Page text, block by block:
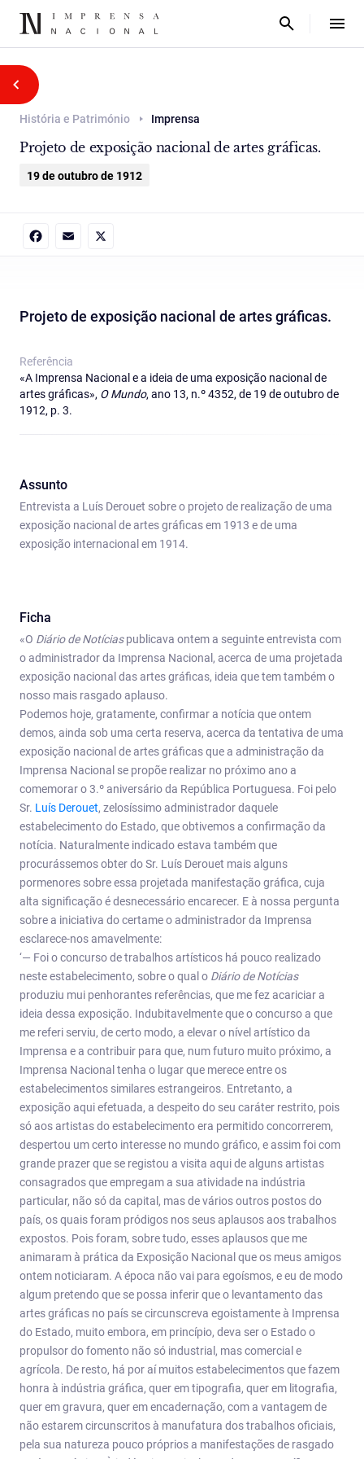
História e Património Imprensa
Projeto de exposição nacional de artes gráficas.
19 de outubro de 1912
Projeto de exposição nacional de artes gráficas.
Referência
«A Imprensa Nacional e a ideia de uma exposição nacional de
artes gráficas», O Mundo, ano 13, n.º 4352, de 19 de outubro de
1912, p. 3.
Assunto
Entrevista a Luís Derouet sobre o projeto de realização de uma
exposição nacional de artes gráficas em 1913 e de uma
exposição internacional em 1914.
Ficha
«O Diário de Notíciaspublicava ontem a seguinte entrevista com
o administrador da Imprensa Nacional, acerca de uma projetada
exposição nacional das artes gráficas, ideia que tem também o
nosso mais rasgado aplauso.
Podemos hoje, gratamente, confirmar a notícia que ontem
demos, ainda sob uma certa reserva, acerca da tentativa de uma
exposição nacional de artes gráficas que a administração da
Imprensa Nacional se propõe realizar no próximo ano a
comemorar o 3.º aniversário da República Portuguesa. Foi pelo
Sr. Luís Derouet, zelosíssimo administrador daquele
estabelecimento do Estado, que obtivemos a confirmação da
notícia. Naturalmente indicado estava também que
procurássemos obter do Sr. Luís Derouet mais alguns
pormenores sobre essa projetada manifestação gráfica, cuja
alta significação é desnecessário encarecer. E à nossa pergunta
sobre a iniciativa do certame o administrador da Imprensa
esclarece-nos amavelmente:
‘— Foi o concurso de trabalhos artísticos há pouco realizado
neste estabelecimento, sobre o qual o Diário de Notícias
produziu mui penhorantes referências, que me fez acariciar a
ideia dessa exposição. Indubitavelmente que o concurso a que
me referi serviu, de certo modo, a elevar o nível artístico da
Imprensa e a contribuir para que, num futuro muito próximo, a
Imprensa Nacional tenha o lugar que merece entre os
estabelecimentos similares estrangeiros. Entretanto, a
exposição aqui efetuada, a despeito do seu caráter restrito, pois
só aos artistas do estabelecimento era permitido concorrerem,
despertou um certo interesse no mundo gráfico, e assim foi com
grande prazer que se registou a visita aqui de alguns artistas
consagrados que empregam a sua atividade na indústria
particular, não só da capital, mas de vários outros postos do
país, os quais foram pródigos nos seus aplausos aos trabalhos
expostos. Pois foram, sobre tudo, esses aplausos que me
animaram à prática da Exposição Nacional que os meus amigos
ontem noticiaram. A época não vai para egoísmos, e eu de modo
algum pretendo que se possa inferir que o levantamento das
artes gráficas no país se circunscreva egoistamente à Imprensa
do Estado, muito embora, em princípio, deva ser o Estado o
propulsor do fomento não só industrial, mas comercial e
agrícola. De resto, há por aí muitos estabelecimentos que fazem
honra à indústria gráfica, quer em tipografia, quer em litografia,
quer em gravura, quer em encadernação, com a vantagem de
não estarem circunscritos à manufatura dos trabalhos oficiais,
pela sua natureza pouco próprios a manifestações de rasgado